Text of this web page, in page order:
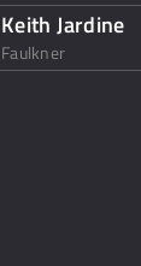
Keith Jardine
Faulkner